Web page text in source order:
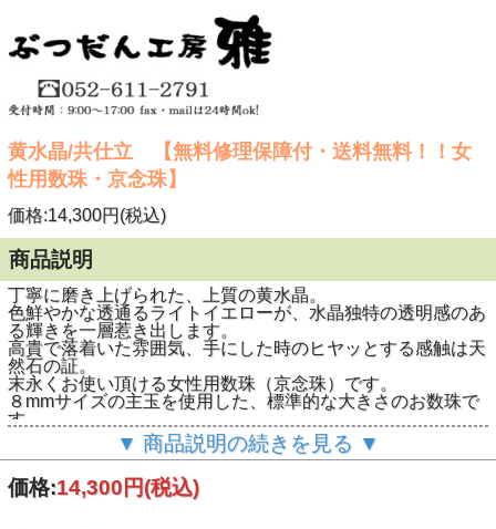
黄水晶/共仕立 【無料修理保障付・送料無料！！女
性用数珠・京念珠】
価格:14,300円(税込)
商品説明
丁寧に磨き上げられた、上質の黄水晶。
色鮮やかな透通るライトイエローが、水晶独特の透明感のあ
る輝きを一層惹き出します。
高貴で落着いた雰囲気、手にした時のヒヤッとする感触は天
然石の証。
末永くお使い頂ける女性用数珠（京念珠）です。
８mmサイズの主玉を使用した、標準的な大きさのお数珠で
す。
房には、濃い黄色の正絹頭房を使用しており、 黄水晶の輝
きにそっと色を添える、とっても落ち着きがある上品な仕上
がりになっています。
■商品番号：n-t0021
▼ 商品説明の続きを見る ▼
価格:14,300円(税込)